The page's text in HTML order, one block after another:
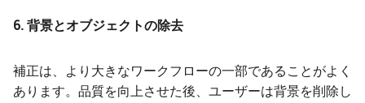
6. 背景とオブジェクトの除去
補正は、より大きなワークフローの一部であることがよく
あります。品質を向上させた後、ユーザーは背景を削除し